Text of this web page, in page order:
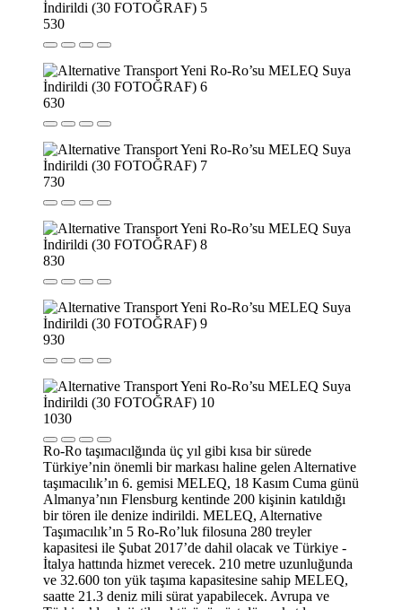
530
630
730
830
930
1030
Ro-Ro taşımacılğında üç yıl gibi kısa bir sürede
Türkiye’nin önemli bir markası haline gelen Alternative
taşımacılık’ın 6. gemisi MELEQ, 18 Kasım Cuma günü
Almanya’nın Flensburg kentinde 200 kişinin katıldığı
bir tören ile denize indirildi. MELEQ, Alternative
Taşımacılık’ın 5 Ro-Ro’luk filosuna 280 treyler
kapasitesi ile Şubat 2017’de dahil olacak ve Türkiye -
İtalya hattında hizmet verecek. 210 metre uzunluğunda
ve 32.600 ton yük taşıma kapasitesine sahip MELEQ,
saatte 21.3 deniz mili sürat yapabilecek. Avrupa ve